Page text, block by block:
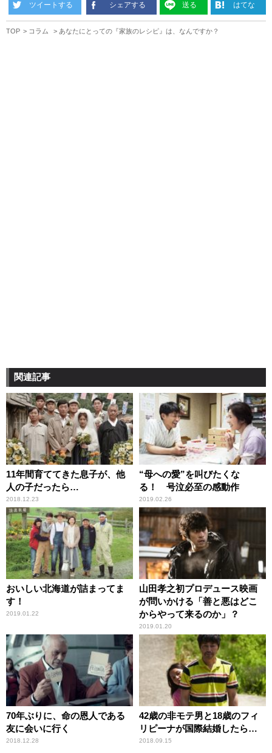
ツイートする シェアする 送る はてな
TOP コラム あなたにとっての『家族のレシピ』は、なんですか？
関連記事
11年間育ててきた息子が、他
人の子だったら…
2018.12.23
“母への愛”を叫びたくな
る！ 号泣必至の感動作
2019.02.26
おいしい北海道が詰まってま
す！
2019.01.22
山田孝之初プロデュース映画
が問いかける「善と悪はどこ
からやって来るのか」？
2019.01.20
70年ぶりに、命の恩人である
友に会いに行く
2018.12.28
42歳の非モテ男と18歳のフィ
リピーナが国際結婚したら…
2018.09.15